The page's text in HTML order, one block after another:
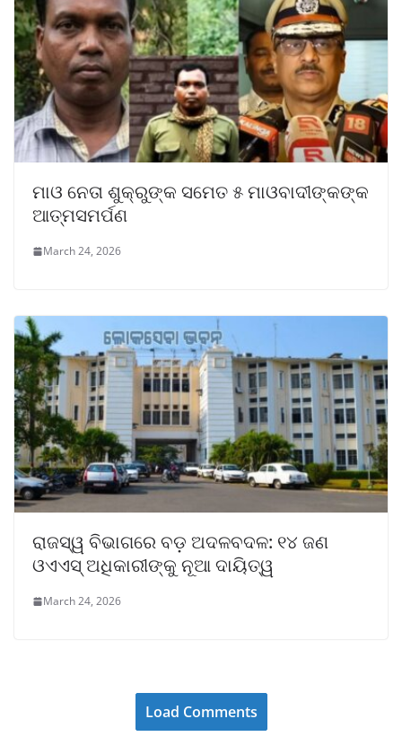
ମାଓ ନେତା ଶୁକ୍ରୁଙ୍କ ସମେତ ୫ ମାଓବାଦୀଙ୍କଙ୍କ
ଆତ୍ମସମର୍ପଣ
March 24, 2026
ରାଜସ୍ୱ ବିଭାଗରେ ବଡ଼ ଅଦଳବଦଳ: ୧୪ ଜଣ
ଓଏଏସ୍ ଅଧିକାରୀଙ୍କୁ ନୂଆ ଦାୟିତ୍ୱ
March 24, 2026
Load Comments